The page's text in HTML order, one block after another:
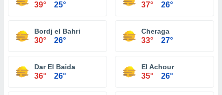
39° 25° 37° 26°
Bordj el Bahri
30° 26°
Cheraga
33° 27°
Dar El Baida
36° 26°
El Achour
35° 26°